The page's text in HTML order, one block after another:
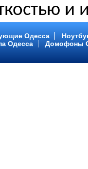
и
Одесса
Одесса
Домофоны